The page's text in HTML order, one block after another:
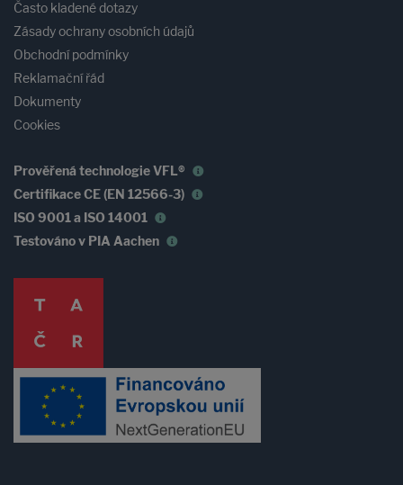
Často kladené dotazy
Zásady ochrany osobních údajů
Obchodní podmínky
Reklamační řád
Dokumenty
Cookies
Prověřená technologie VFL®
Certifikace CE (EN 12566-3)
ISO 9001 a ISO 14001
Testováno v PIA Aachen